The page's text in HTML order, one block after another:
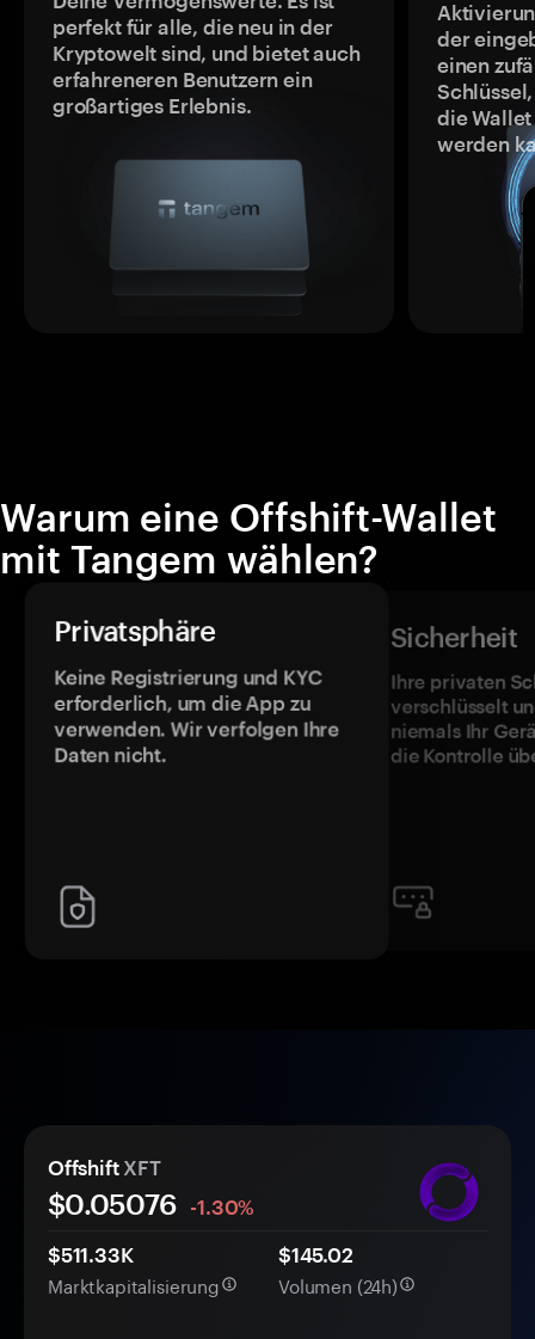
perfekt für alle, die neu in der
Kryptowelt sind, und bietet auch
erfahreneren Benutzern ein
großartiges Erlebnis.
der
einen
die
werden
Warum eine Offshift-Wallet
mit Tangem wählen?
Privatsphäre
Keine Registrierung und KYC
erforderlich, um die App zu
verwenden. Wir verfolgen Ihre
Daten nicht.
Sicherheit
Ihre privaten
verschlüsselt
niemals Ihr
die Kontrolle
Offshift XFT
$0.05076
-1.30%
$511.33K
Marktkapitalisierung
$145.02
Volumen (24h)